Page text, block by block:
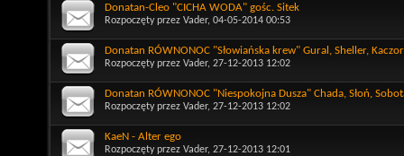
Donatan-Cleo "CICHA WODA" gośc. Sitek
Rozpoczęty przez Vader, 04-05-2014 00:53
Donatan RÓWNONOC "Słowiańska krew" Gural, Sheller, Kaczor
Rozpoczęty przez Vader, 27-12-2013 12:02
Donatan RÓWNONOC "Niespokojna Dusza" Chada, Słoń,
Rozpoczęty przez Vader, 27-12-2013 12:02
KaeN - Alter ego
Rozpoczęty przez Vader, 27-12-2013 12:01